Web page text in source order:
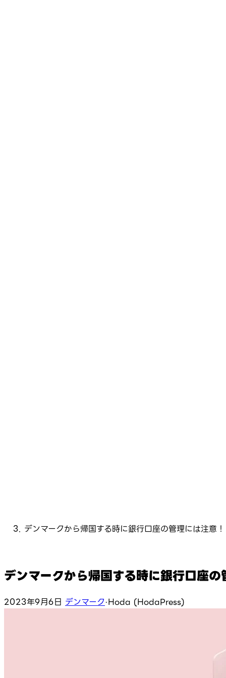
デンマークから帰国する時に銀行口座の管理には注意
デンマークから帰国する時に銀行口座
2023年9月6日 デンマーク·Hoda (HodaPress)